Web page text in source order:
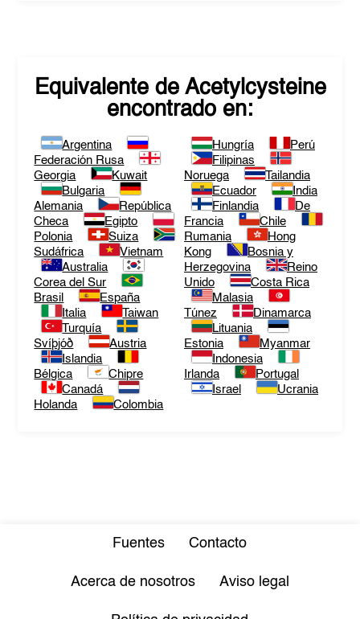
Equivalente de Acetylcysteine
encontrado en:
Argentina
Federación Rusa
Georgia
Kuwait
Bulgaria
Alemania
República
Checa
Egipto
Polonia
Suiza
Sudáfrica
Vietnam
Australia
Corea del Sur
Brasil
España
Italia
Taiwan
Turquía
Svíþjóð
Austria
Islandia
Bélgica
Chipre
Canadá
Holanda
Colombia
Hungría
Perú
Filipinas
Noruega
Tailandia
Ecuador
India
Finlandia
De
Francia
Chile
Rumania
Hong
Kong
Bosnia y
Herzegovina
Reino
Unido
Costa Rica
Malasia
Túnez
Dinamarca
Lituania
Estonia
Myanmar
Indonesia
Irlanda
Portugal
Israel
Ucrania
Fuentes Contacto
Acerca de nosotros Aviso legal